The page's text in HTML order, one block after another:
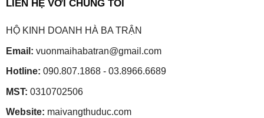
LIÊN HỆ VỚI CHÚNG TÔI
HỘ KINH DOANH HÀ BA TRẬN
Email: vuonmaihabatran@gmail.com
Hotline: 090.807.1868 - 03.8966.6689
MST: 0310702506
Website: maivangthuduc.com